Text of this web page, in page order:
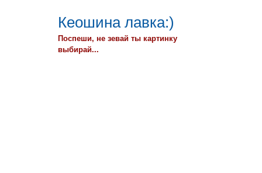
Кеошина лавка:)
Поспеши, не зевай ты картинку
выбирай...